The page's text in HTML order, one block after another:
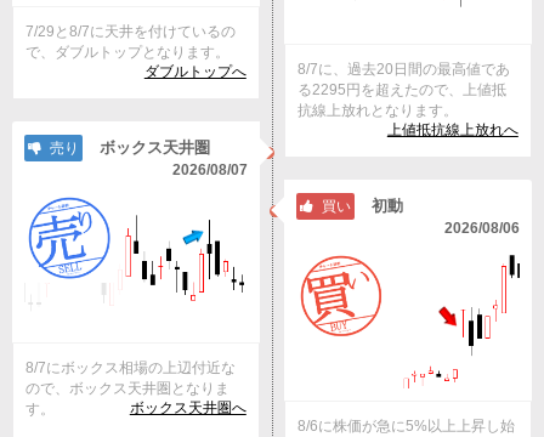
7/29と8/7に天井を付けているの
で、ダブルトップとなります。
ダブルトップへ
8/7に、過去20日間の最高値であ
る2295円を超えたので、上値抵
抗線上放れとなります。
上値抵抗線上放れへ
売り
ボックス天井圏
2026/08/07
8/7にボックス相場の上辺付近な
ので、ボックス天井圏となりま
す。
ボックス天井圏へ
買い 初動
2026/08/06
8/6に株価が急に5%以上上昇し始